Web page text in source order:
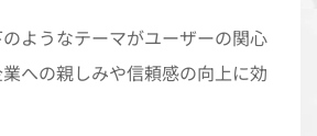
ようなテーマがユーザーの関心
への親しみや信頼感の向上に効